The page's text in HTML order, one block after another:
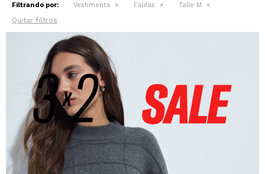
Filtrando por: Vestimenta Faldas Talle M
Quitar filtros